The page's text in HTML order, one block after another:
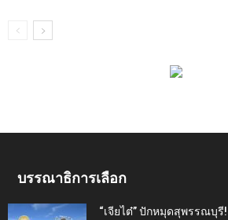
บรรณาธิการเลือก
“เจียไต๋” ปักหมุดสุพรรณบุรี!